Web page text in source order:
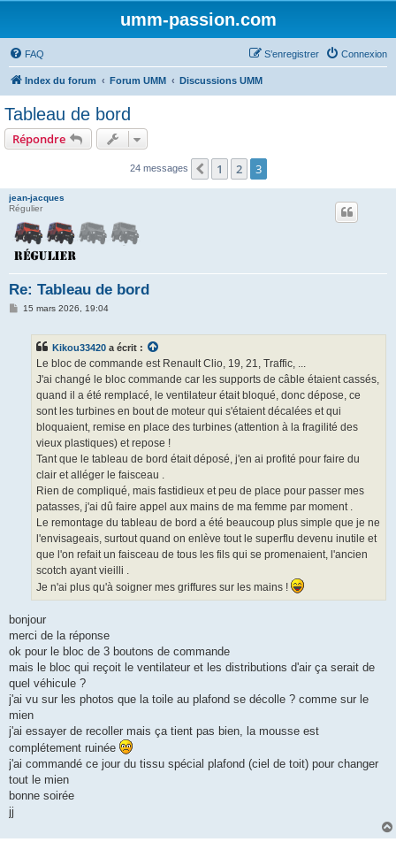
umm-passion.com
FAQ Connexion
S’enregistrer
Index du forum Forum UMM Discussions UMM
Tableau de bord
Répondre
24 messages Précédente
1 2 3
jean-jacques
Régulier
Re: Tableau de bord
M15 mars 2026, 19:04
Kikou33420 a écrit :
Le bloc de commande est Renault Clio, 19, 21, Traffic, ...
J'ai changé le bloc commande car les supports de câble étaient cassés,
quand il a été remplacé, le ventilateur était bloqué, donc dépose, ce
sont les turbines en bout de moteur qui s'étaient décalées et qui
bloquaient, remise en place des turbines (attention à la fragilité des
vieux plastiques) et repose !
Tant que le tableau de bord était déposé, j'en ai profité pour faire du
clair et alléger le faisceau .
Rien de compliqué, mais fastidieux et peu de place pour passer mes
patasses, j'ai dû faire appel aux mains de ma femme par moment .
Le remontage du tableau de bord a été beaucoup plus simple que je ne
l'envisageais, surtout quand on enlève tout le superflu devenu inutile et
que l'on refait un faisceau de tous les fils qui se promenaient, l'ancien
scotch ayant vieilli .
Je n'ai plus qu'à soigner mes griffures sur les mains !
bonjour
merci de la réponse
ok pour le bloc de 3 boutons de commande
mais le bloc qui reçoit le ventilateur et les distributions d'air ça serait de
quel véhicule ?
j'ai vu sur les photos que la toile au plafond se décolle ? comme sur le
mien
j'ai essayer de recoller mais ça tient pas bien, la mousse est
complétement ruinée
j'ai commandé ce jour du tissu spécial plafond (ciel de toit) pour changer
tout le mien
bonne soirée
jj